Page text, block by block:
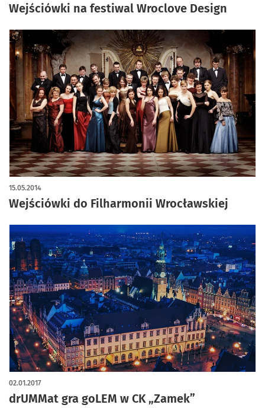
Wejściówki na festiwal Wroclove Design
Wejściówki do Filharmonii Wrocławskiej
15.05.2014
drUMMat gra goLEM w CK „Zamek”
02.01.2017